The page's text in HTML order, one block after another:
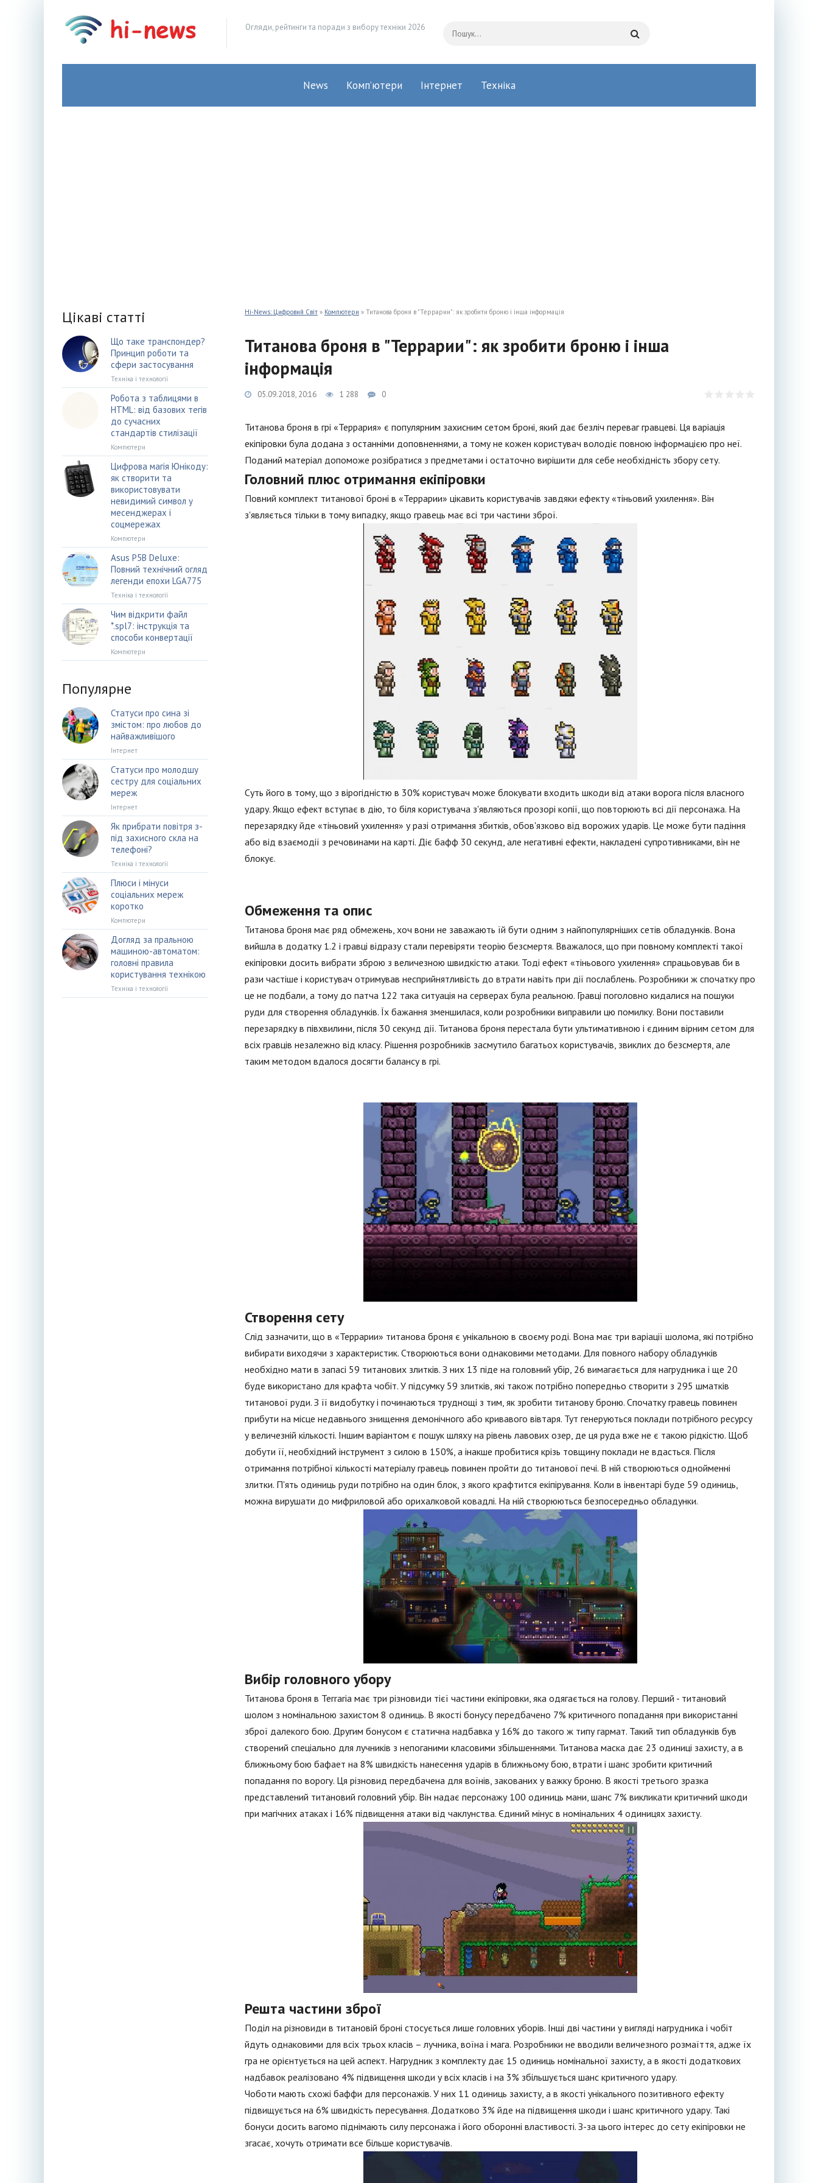
Огляди, рейтинги та поради з вибору техніки 2026
News Комп’ютери Інтернет Техніка
Hi-News: Цифровий Світ » Компютери » Титанова броня в "Террарии": як зробити броню і інша інформація
Титанова броня в "Террарии": як зробити броню і інша
інформація
05.09.2018, 20:16 1 288 0
Титанова броня в грі «Террария» є популярним захисним сетом броні, який дає безліч переваг гравцеві. Ця варіація
екіпіровки була додана з останніми доповненнями, а тому не кожен користувач володіє повною інформацією про неї.
Поданий матеріал допоможе розібратися з предметами і остаточно вирішити для себе необхідність збору сету.
Головний плюс отримання екіпіровки
Повний комплект титанової броні в «Террарии» цікавить користувачів завдяки ефекту «тіньовий ухилення». Він
з'являється тільки в тому випадку, якщо гравець має всі три частини зброї.
Суть його в тому, що з вірогідністю в 30% користувач може блокувати входить шкоди від атаки ворога після власного
удару. Якщо ефект вступає в дію, то біля користувача з'являються прозорі копії, що повторюють всі дії персонажа. На
перезарядку йде «тіньовий ухилення» у разі отримання збитків, обов'язково від ворожих ударів. Це може бути падіння
або від взаємодії з речовинами на карті. Діє бафф 30 секунд, але негативні ефекти, накладені супротивниками, він не
блокує.
Обмеження та опис
Титанова броня має ряд обмежень, хоч вони не заважають їй бути одним з найпопулярніших сетів обладунків. Вона
вийшла в додатку 1.2 і гравці відразу стали перевіряти теорію безсмертя. Вважалося, що при повному комплекті такої
екіпіровки досить вибрати зброю з величезною швидкістю атаки. Тоді ефект «тіньового ухилення» спрацьовував би в
рази частіше і користувач отримував несприйнятливість до втрати навіть при дії послаблень. Розробники ж спочатку про
це не подбали, а тому до патча 122 така ситуація на серверах була реальною. Гравці поголовно кидалися на пошуки
руди для створення обладунків. Їх бажання зменшилася, коли розробники виправили цю помилку. Вони поставили
перезарядку в півхвилини, після 30 секунд дії. Титанова броня перестала бути ультимативною і єдиним вірним сетом для
всіх гравців незалежно від класу. Рішення розробників засмутило багатьох користувачів, звиклих до безсмертя, але
таким методом вдалося досягти балансу в грі.
Створення сету
Слід зазначити, що в «Террарии» титанова броня є унікальною в своєму роді. Вона має три варіації шолома, які потрібно
вибирати виходячи з характеристик. Створюються вони однаковими методами. Для повного набору обладунків
необхідно мати в запасі 59 титанових злитків. З них 13 піде на головний убір, 26 вимагається для нагрудника і ще 20
буде використано для крафта чобіт. У підсумку 59 злитків, які також потрібно попередньо створити з 295 шматків
титанової руди. З її видобутку і починаються труднощі з тим, як зробити титанову броню. Спочатку гравець повинен
прибути на місце недавнього знищення демонічного або кривавого вівтаря. Тут генеруються поклади потрібного ресурсу
у величезній кількості. Іншим варіантом є пошук шляху на рівень лавових озер, де ця руда вже не є такою рідкістю. Щоб
добути її, необхідний інструмент з силою в 150%, а інакше пробитися крізь товщину поклади не вдасться. Після
отримання потрібної кількості матеріалу гравець повинен пройти до титанової печі. В ній створюються однойменні
злитки. П'ять одиниць руди потрібно на один блок, з якого крафтится екіпірування. Коли в інвентарі буде 59 одиниць,
можна вирушати до мифриловой або орихалковой ковадлі. На ній створюються безпосередньо обладунки.
Вибір головного убору
Титанова броня в Terraria має три різновиди тієї частини екіпіровки, яка одягається на голову. Перший - титановий
шолом з номінальною захистом 8 одиниць. В якості бонусу передбачено 7% критичного попадання при використанні
зброї далекого бою. Другим бонусом є статична надбавка у 16% до такого ж типу гармат. Такий тип обладунків був
створений спеціально для лучників з непоганими класовими збільшеннями. Титанова маска дає 23 одиниці захисту, а в
ближньому бою бафает на 8% швидкість нанесення ударів в ближньому бою, втрати і шанс зробити критичний
попадання по ворогу. Ця різновид передбачена для воїнів, закованих у важку броню. В якості третього зразка
представлений титановий головний убір. Він надає персонажу 100 одиниць мани, шанс 7% викликати критичний шкоди
при магічних атаках і 16% підвищення атаки від чаклунства. Єдиний мінус в номінальних 4 одиницях захисту.
Решта частини зброї
Поділ на різновиди в титановій броні стосується лише головних уборів. Інші дві частини у вигляді нагрудника і чобіт
йдуть однаковими для всіх трьох класів – лучника, воїна і мага. Розробники не вводили величезного розмаїття, адже їх
гра не орієнтується на цей аспект. Нагрудник з комплекту дає 15 одиниць номінальної захисту, а в якості додаткових
надбавок реалізовано 4% підвищення шкоди у всіх класів і на 3% збільшується шанс критичного удару.
Чоботи мають схожі баффи для персонажів. У них 11 одиниць захисту, а в якості унікального позитивного ефекту
підвищується на 6% швидкість пересування. Додатково 3% йде на підвищення шкоди і шанс критичного удару. Такі
бонуси досить вагомо піднімають силу персонажа і його оборонні властивості. З-за цього інтерес до сету екіпіровки не
згасає, хочуть отримати все більше користувачів.
Цікаві статті
Що таке транспондер?
Принцип роботи та
сфери застосування
Техніка і технології
Робота з таблицями в
HTML: від базових тегів
до сучасних
стандартів стилізації
Компютери
Цифрова магія Юнікоду:
як створити та
використовувати
невидимий символ у
месенджерах і
соцмережах
Компютери
Asus P5B Deluxe:
Повний технічний огляд
легенди епохи LGA775
Техніка і технології
Чим відкрити файл
*.spl7: інструкція та
способи конвертації
Компютери
Популярне
Статуси про сина зі
змістом: про любов до
найважливішого
Інтернет
Статуси про молодшу
сестру для соціальних
мереж
Інтернет
Як прибрати повітря з-
під захисного скла на
телефоні?
Техніка і технології
Плюси і мінуси
соціальних мереж
коротко
Компютери
Догляд за пральною
машиною-автоматом:
головні правила
користування технікою
Техніка і технології